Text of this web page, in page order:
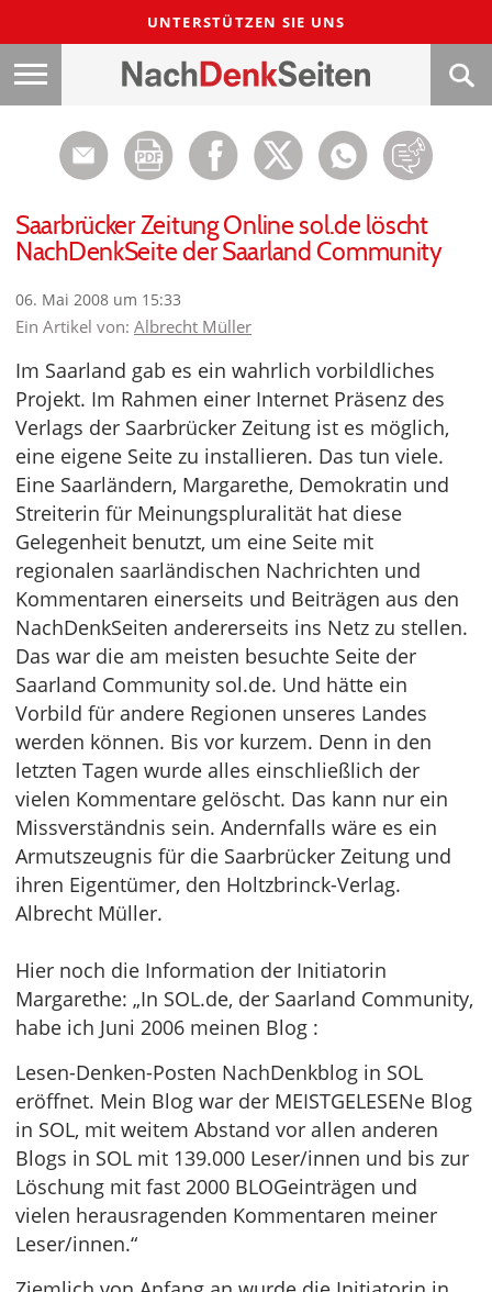
UNTERSTÜTZEN SIE UNS
Saarbrücker Zeitung Online sol.de löscht
NachDenkSeite der Saarland Community
06. Mai 2008 um 15:33
Ein Artikel von: Albrecht Müller
Im Saarland gab es ein wahrlich vorbildliches
Projekt. Im Rahmen einer Internet Präsenz des
Verlags der Saarbrücker Zeitung ist es möglich,
eine eigene Seite zu installieren. Das tun viele.
Eine Saarländern, Margarethe, Demokratin und
Streiterin für Meinungspluralität hat diese
Gelegenheit benutzt, um eine Seite mit
regionalen saarländischen Nachrichten und
Kommentaren einerseits und Beiträgen aus den
NachDenkSeiten andererseits ins Netz zu stellen.
Das war die am meisten besuchte Seite der
Saarland Community sol.de. Und hätte ein
Vorbild für andere Regionen unseres Landes
werden können. Bis vor kurzem. Denn in den
letzten Tagen wurde alles einschließlich der
vielen Kommentare gelöscht. Das kann nur ein
Missverständnis sein. Andernfalls wäre es ein
Armutszeugnis für die Saarbrücker Zeitung und
ihren Eigentümer, den Holtzbrinck-Verlag.
Albrecht Müller.
Hier noch die Information der Initiatorin
Margarethe: „In SOL.de, der Saarland Community,
habe ich Juni 2006 meinen Blog :
Lesen-Denken-Posten NachDenkblog in SOL
eröffnet. Mein Blog war der MEISTGELESENe Blog
in SOL, mit weitem Abstand vor allen anderen
Blogs in SOL mit 139.000 Leser/innen und bis zur
Löschung mit fast 2000 BLOGeinträgen und
vielen herausragenden Kommentaren meiner
Leser/innen.“